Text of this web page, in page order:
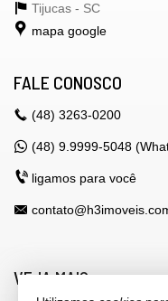
Tijucas - SC
mapa google
FALE CONOSCO
(48) 3263-0200
(48) 9.9999-5048
ligamos para você
VEJA MAIS